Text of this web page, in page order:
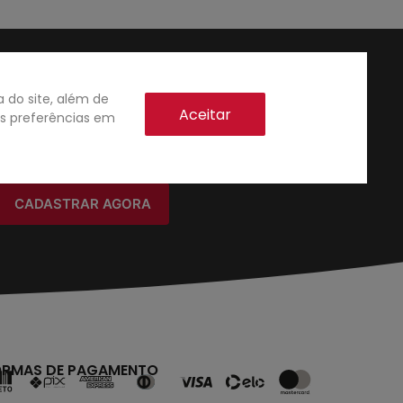
do site, além de
preferências em
Aceitar
CADASTRAR AGORA
DE PAGAMENTO